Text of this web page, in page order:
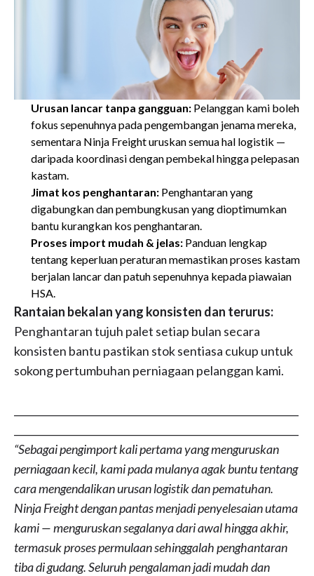
Urusan lancar tanpa gangguan: Pelanggan kami boleh
fokus sepenuhnya pada pengembangan jenama mereka,
sementara Ninja Freight uruskan semua hal logistik —
daripada koordinasi dengan pembekal hingga pelepasan
kastam.
Jimat kos penghantaran: Penghantaran yang
digabungkan dan pembungkusan yang dioptimumkan
bantu kurangkan kos penghantaran.
Proses import mudah & jelas: Panduan lengkap
tentang keperluan peraturan memastikan proses kastam
berjalan lancar dan patuh sepenuhnya kepada piawaian
HSA.
Rantaian bekalan yang konsisten dan terurus:
Penghantaran tujuh palet setiap bulan secara
konsisten bantu pastikan stok sentiasa cukup untuk
sokong pertumbuhan perniagaan pelanggan kami.
“Sebagai pengimport kali pertama yang menguruskan
perniagaan kecil, kami pada mulanya agak buntu tentang
cara mengendalikan urusan logistik dan pematuhan.
Ninja Freight dengan pantas menjadi penyelesaian utama
kami — menguruskan segalanya dari awal hingga akhir,
termasuk proses permulaan sehinggalah penghantaran
tiba di gudang. Seluruh pengalaman jadi mudah dan